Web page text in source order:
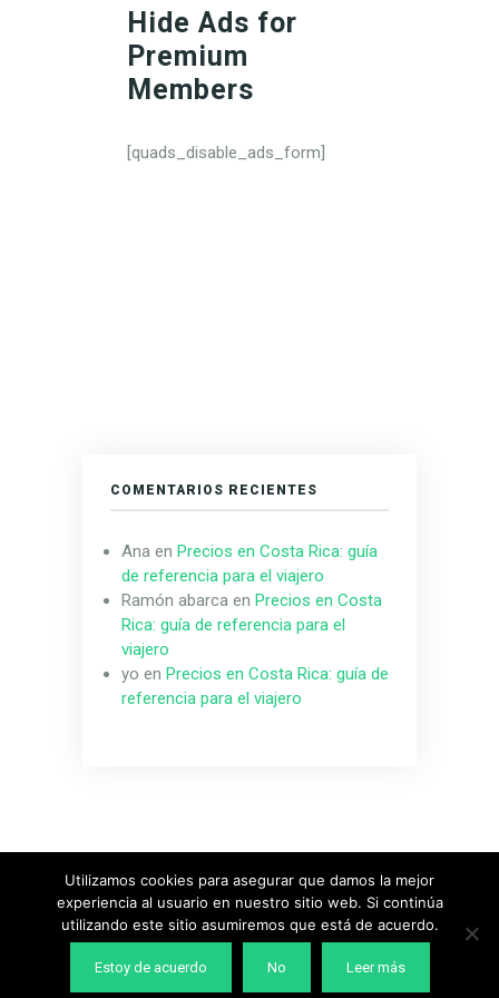
Hide Ads for
Premium
Members
[quads_disable_ads_form]
COMENTARIOS RECIENTES
Ana en Precios en Costa Rica: guía
de referencia para el viajero
Ramón abarca en Precios en Costa
Rica: guía de referencia para el
viajero
yo en Precios en Costa Rica: guía de
referencia para el viajero
Diseñado & Desarrollado por MeridianThemes
Utilizamos cookies para asegurar que damos la mejor
experiencia al usuario en nuestro sitio web. Si continúa
utilizando este sitio asumiremos que está de acuerdo.
Estoy de acuerdo No Leer más